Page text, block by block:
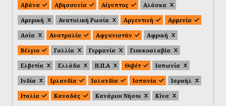
Αβάνα Αβησσυνία Αίγυπτος
Αλάσκα
Αμερική
Ανατολική Ρωσία Αργεντινή
Αρμενία
Ασία
Αυστραλία Αφγανιστάν
Αφρική
Βέλγιο
Γαλλία Γερμανία
Γιουκοσλαβία
Ελβετία
Ελλάδα Η.Π.Α Θιβέτ
Ιαπωνία
Ινδία
Ιρλανδία Ισλανδία Ισπανία
Ισραήλ
Ιταλία
Καναδάς Κανάριοι Νήσοι
Κίνα